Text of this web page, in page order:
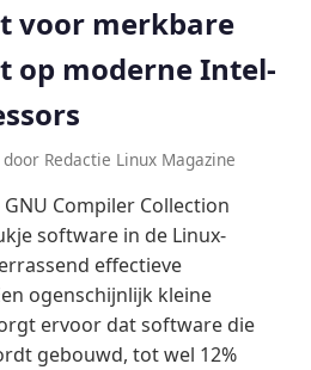
voor merkbare
op moderne Intel-
Redactie Linux Magazine
Compiler Collection
software in de Linux-
effectieve
ogenschijnlijk kleine
ervoor dat software die
gebouwd, tot wel 12%